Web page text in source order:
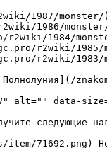
1987/
1986/
r2wiki/1984/
r2wiki/
r2wiki/1983/
Полнолуния](/
alt="" data-
следующие
71692.png)